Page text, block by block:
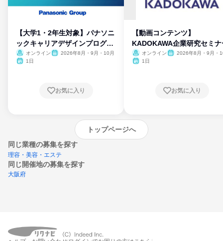
【大学1・2年生対象】パナソニ
ックキャリアデザインプログラ
ム
オンライン
2026年8月・9月・10月
1日
お気に入り
【動画コンテンツ】
KADOKAWA企業研究セミナ
オンライン
2026年8月・9月・
1日
お気に入り
トップページへ
同じ業種の募集を探す
理容・美容・エステ
同じ開催地の募集を探す
大阪府
エントリーするとプログラムの詳細案内を